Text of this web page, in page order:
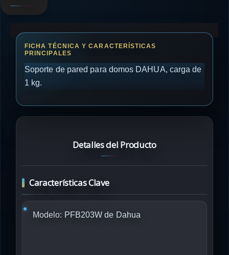
Soporte de pared para domos DAHUA, carga de
1 kg.
Detalles del Producto
Características Clave
Modelo: PFB203W de Dahua